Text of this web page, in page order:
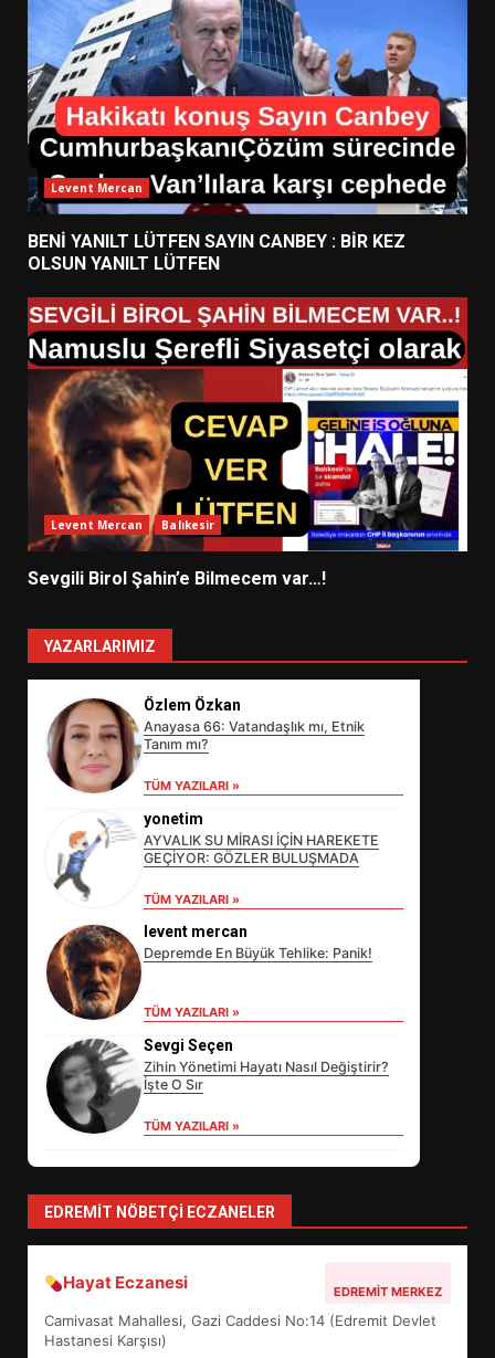
Levent Mercan
BENİ YANILT LÜTFEN SAYIN CANBEY : BİR KEZ
OLSUN YANILT LÜTFEN
Levent Mercan Balıkesir
Sevgili Birol Şahin’e Bilmecem var…!
YAZARLARIMIZ
Özlem Özkan
Anayasa 66: Vatandaşlık mı, Etnik
Tanım mı?
TÜM YAZILARI »
yonetim
AYVALIK SU MİRASI İÇİN HAREKETE
GEÇİYOR: GÖZLER BULUŞMADA
TÜM YAZILARI »
levent mercan
Depremde En Büyük Tehlike: Panik!
TÜM YAZILARI »
Sevgi Seçen
Zihin Yönetimi Hayatı Nasıl Değiştirir?
İşte O Sır
TÜM YAZILARI »
EDREMIT NÖBETÇI ECZANELER
Hayat Eczanesi EDREMIT MERKEZ
Camivasat Mahallesi, Gazi Caddesi No:14 (Edremit Devlet
Hastanesi Karşısı)
EİB’DE KRİTİK ATAMA:
DEĞİŞECEK?
4
EDREMİT’İN GURURU TÜRKİYE
FİNALİNDE NE BAŞARDI?
5
6
BURHANİYE SATRANÇ
TURNUVASI KAYITLARI NEYİ
DEĞİŞTİRİYOR?